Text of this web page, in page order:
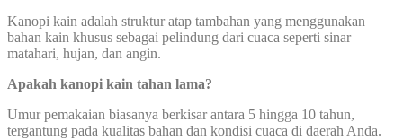
Kanopi kain adalah struktur atap tambahan yang menggunakan
bahan kain khusus sebagai pelindung dari cuaca seperti sinar
matahari, hujan, dan angin.
Apakah kanopi kain tahan lama?
Umur pemakaian biasanya berkisar antara 5 hingga 10 tahun,
tergantung pada kualitas bahan dan kondisi cuaca di daerah Anda.